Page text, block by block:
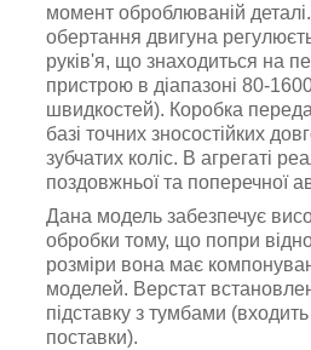
момент оброблюваній
обертання двигуна
руків'я, що знаходиться на
пристрою в діапазоні 80-
швидкостей). Коробка
базі точних зносостійких
зубчатих коліс. В агрегаті
поздовжньої та поперечної
Дана модель забезпечує
обробки тому, що попри
розміри вона має
моделей. Верстат
підставку з тумбами
поставки).